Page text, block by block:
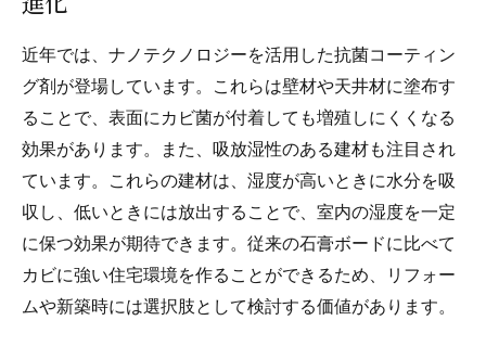
近年では、ナノテクノロジーを活用した抗菌コーティン
グ剤が登場しています。これらは壁材や天井材に塗布す
ることで、表面にカビ菌が付着しても増殖しにくくなる
効果があります。また、吸放湿性のある建材も注目され
ています。これらの建材は、湿度が高いときに水分を吸
収し、低いときには放出することで、室内の湿度を一定
に保つ効果が期待できます。従来の石膏ボードに比べて
カビに強い住宅環境を作ることができるため、リフォー
ムや新築時には選択肢として検討する価値があります。